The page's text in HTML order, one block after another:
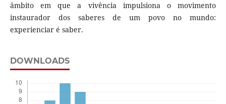
âmbito em que a vivência impulsiona o movimento
instaurador dos saberes de um povo no mundo:
experienciar é saber.
DOWNLOADS